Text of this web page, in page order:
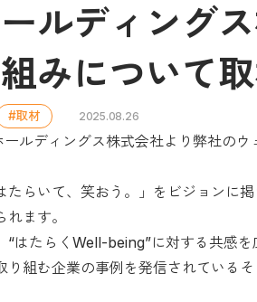
ルディング
みについて
#取材 2025.08.26
ルディングス株式会社より弊社のウ
たらいて、笑おう。」をビジョンに
ます。
はたらくWell-being”に対する共感を
組む企業の事例を発信されているそ